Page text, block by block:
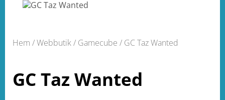
Hem /Webbutik/ Gamecube / GC Taz Wanted
GC Taz Wanted